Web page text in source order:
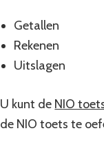
Getallen
Rekenen
Uitslagen
U kunt de NIO
de NIO toets te